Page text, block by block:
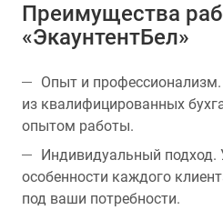
Преимущества
«ЭкаунтентБел»
Опыт и
из квалифицированных
опытом работы.
Индивидуальный подход.
особенности каждого
под ваши потребности.